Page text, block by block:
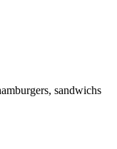
sandwichs